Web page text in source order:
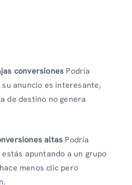
conversiones Podría
anuncio es interesante,
de destino no genera
altas Podría
apuntando a un grupo
menos clic pero